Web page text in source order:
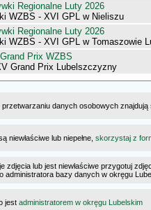
Regionalne Luty 2026
WZBS - XVI GPL w Nieliszu
Regionalne Luty 2026
WZBS - XVI GPL w Tomaszowie
Grand Prix WZBS
Grand Prix Lubelszczyzny
przetwarzaniu danych osobowych
niewłaściwe lub niepełne, skorzystaj z
zdjęcia lub jest niewłaściwe przygotuj
administratora bazy danych w okręgu
jest administratorem w okręgu Lubelskim